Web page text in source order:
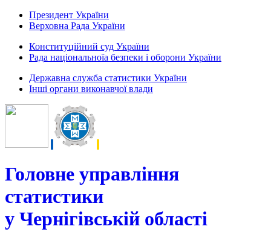
Президент України
Верховна Рада України
Конституційний суд України
Рада національноїа безпеки і оборони України
Державна служба статистики України
Інші органи виконавчої влади
Головне управління
статистики
у Чернігівській області